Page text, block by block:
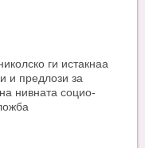
ги истакнаа
и предлози за
нивната социо-